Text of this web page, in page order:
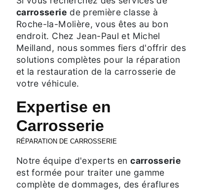
carrosserie de première classe à
Roche-la-Molière, vous êtes au bon
endroit. Chez Jean-Paul et Michel
Meilland, nous sommes fiers d'offrir des
solutions complètes pour la réparation
et la restauration de la carrosserie de
votre véhicule.
Expertise en
Carrosserie
RÉPARATION DE CARROSSERIE
Notre équipe d'experts encarrosserie
est formée pour traiter une gamme
complète de dommages, des éraflures